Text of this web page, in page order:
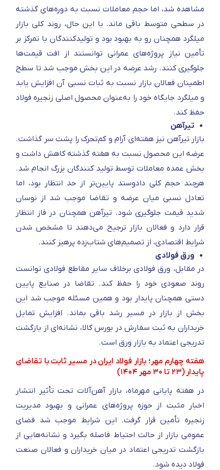
مشاهده شد، اما حجم معاملات نسبت به دوره‌های گذشته
در سطحی متوسط باقی ماند. با این حال، روند کلی بازار
میلگرد همچنان رو به بهبود بود و تولیدکنندگان با تمرکز بر
تأمین نیاز پروژه‌های عمرانی توانستند از افت قیمت‌ها
جلوگیری کنند. رشد عرضه در این بخش موجب شد تا سطح
اطمینان فعالان بازار نسبت به ثبات نسبی آن افزایش یابد
و میلگرد جایگاه خود را به‌عنوان محصول اصلی زنجیره فولاد
حفظ کند.
تیرآهن
بازار تیرآهن نیز هفته‌ای آرام و کم‌تحرک را پشت سر گذاشت.
عرضه این محصول نسبت به هفته گذشته کاهش داشت و
بخش عمده معاملات توسط تولید کنندگان بزرگ انجام شد.
هرچند حجم کلی دادوستد پایین‌تر از حد انتظار بود، اما
تعادل نسبی میان عرضه و تقاضا موجب شد از نوسان
شدید قیمت جلوگیری شود. تیرآهن همچنان در فاز انتظار
قرار دارد و فعالان بازار ترجیح می‌دهند تا مشخص شدن
شرایط اقتصادی، از تصمیم‌های شتاب‌زده پرهیز کنند.
ورق فولادی
در مقابل، ورق فولادی برخلاف سایر مقاطع فولادی توانست
روند صعودی خود را حفظ کند. تقاضا در صنایع پایین‌
دستی همچنان پایدار بود و همین مسئله موجب شد این
بخش از بازار در مسیر رشد باقی بماند. افزایش تمایل
خریداران به ثبت سفارش در بورس کالا، نشانه‌ای از بازگشت
تدریجی اعتماد به بازار ورق است.
هفته چهارم مهر؛ بازار فولاد ایران در مسیر ثابت با تقاضای
پایدار (۲۳ تا ۳۰ مهر ۱۴۰۴)
در هفته پایانی مهرماه، بازار آهن‌آلات تحت‌ تأثیر انتشار
اخبار مثبت از حوزه پروژه‌های عمرانی و بهبود مدیریت
زنجیره تأمین قرار گرفت. این شرایط موجب شد فضای
عمومی بازار از حالت احتیاط فاصله بگیرد و نشانه‌هایی از
بازگشت تدریجی اعتماد در میان خریداران و فعالان صنعت
فولاد دیده شود.